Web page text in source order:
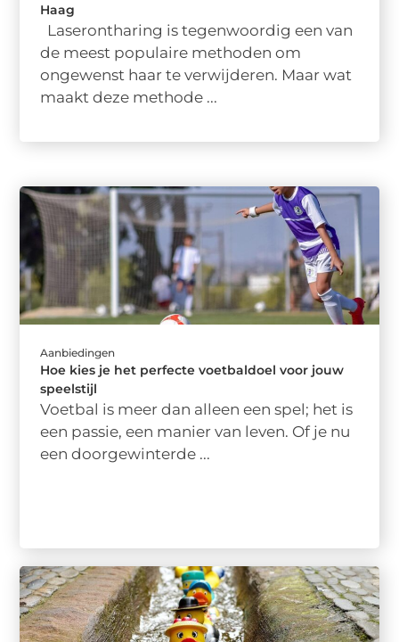
Haag
Laserontharing is tegenwoordig een van
de meest populaire methoden om
ongewenst haar te verwijderen. Maar wat
maakt deze methode ...
Aanbiedingen
Hoe kies je het perfecte voetbaldoel voor jouw
speelstijl
Voetbal is meer dan alleen een spel; het is
een passie, een manier van leven. Of je nu
een doorgewinterde ...